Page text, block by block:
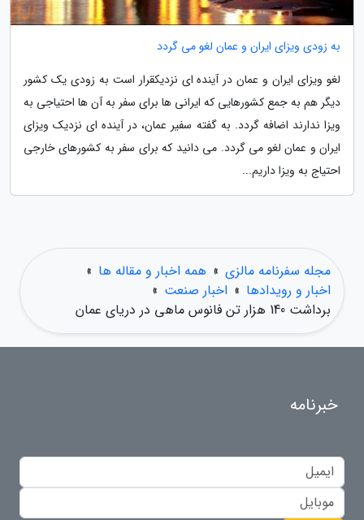
به زودی ویزای ایران و عمان لغو می گردد
لغو ویزای ایران و عمان در آینده ای نزدیکقرار است به زودی یک کشور
دیگر هم به جمع کشورهایی که ایرانی ها برای سفر به آن ها احتیاجی به
ویزا ندارند اضافه گردد. به گفته سفیر عمان، در آینده ای نزدیک ویزای
ایران و عمان لغو می گردد. می دانید که برای سفر به کشورهای خارجی
احتیاج به ویزا داریم...
مجله سفرنامه مالزی » همه اخبار و مقاله ها »
اخبار و رویدادها » اخبار صنعت »
برداشت 140 هزار تن فانوس ماهی در دریای عمان
خبرنامه